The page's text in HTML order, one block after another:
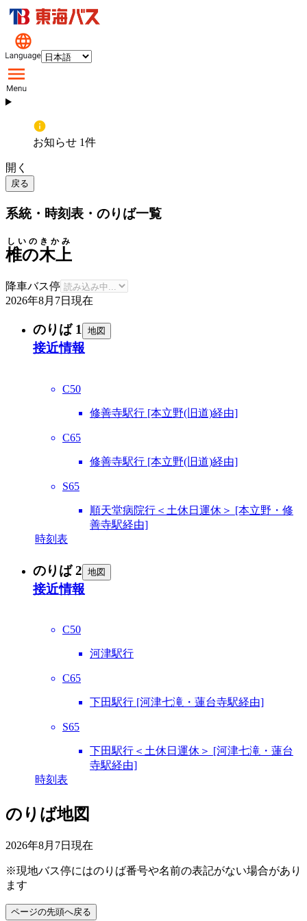
お知らせ 1件
開く
戻る
系統・時刻表・のりば一覧
椎の木上
しいのきかみ
降車バス停
2026年8月7日 現在
のりば 1 地図
接近情報
C50
修善寺駅行 [本立野(旧道)経由]
C65
修善寺駅行 [本立野(旧道)経由]
S65
順天堂病院行＜土休日運休＞ [本立野・修
善寺駅経由]
時刻表
のりば 2 地図
接近情報
C50
河津駅行
C65
下田駅行 [河津七滝・蓮台寺駅経由]
S65
下田駅行＜土休日運休＞ [河津七滝・蓮台
寺駅経由]
時刻表
のりば地図
2026年8月7日 現在
※現地バス停にはのりば番号や名前の表記がない場合があり
ます
ページの先頭へ戻る